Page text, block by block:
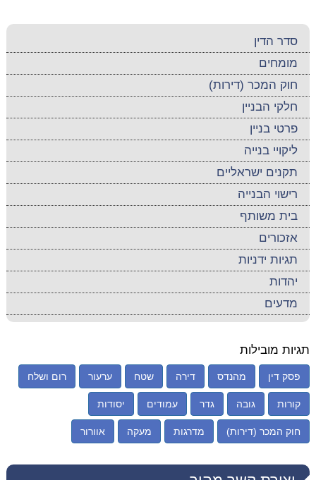
סדר הדין
מומחים
חוק המכר (דירות)
חלקי הבניין
פרטי בניין
ליקויי בנייה
תקנים ישראליים
רישוי הבנייה
בית משותף
אזכורים
תגיות ידניות
יהדות
מדעים
תגיות מובילות
פסק דין מהנדס דירה שטח ערעור רום ושלח
קורות גובה גדר עמודים יסודות
חוק המכר (דירות) מדרגות מעקה אוורור